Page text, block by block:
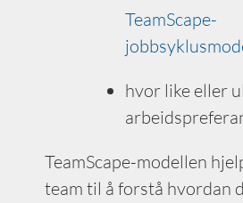
TeamScape-
hvor like eller
TeamScape-modellen
team til å forstå hvordan